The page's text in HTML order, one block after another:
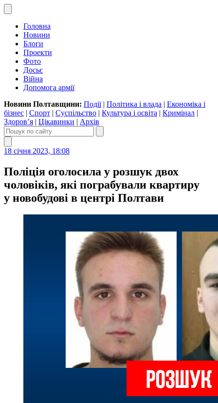
Головна
Новини
Блоги
Проекти
Фото
Досьє
Війна
Допомога армії
Новини Полтавщини: Події| Політика і влада | Економіка і
бізнес | Спорт | Суспільство | Культура і освіта | Кримінал |
Здоров’я | Цікавинки | Архів
18 січня 2023, 18:08
Поліція оголосила у розшук двох
чоловіків, які пограбували квартиру
у новобудові в центрі Полтави